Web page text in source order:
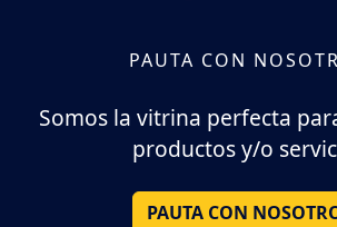
PAUTA CON
Somos la vitrina perfecta
productos y/o
PAUTA CON